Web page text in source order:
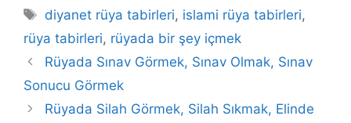
Etiketler
diyanet rüya tabirleri, islami rüya tabirleri,
rüya tabirleri, rüyada bir şey içmek
Rüyada Sınav Görmek, Sınav Olmak, Sınav
Sonucu Görmek
Rüyada Silah Görmek, Silah Sıkmak, Elinde